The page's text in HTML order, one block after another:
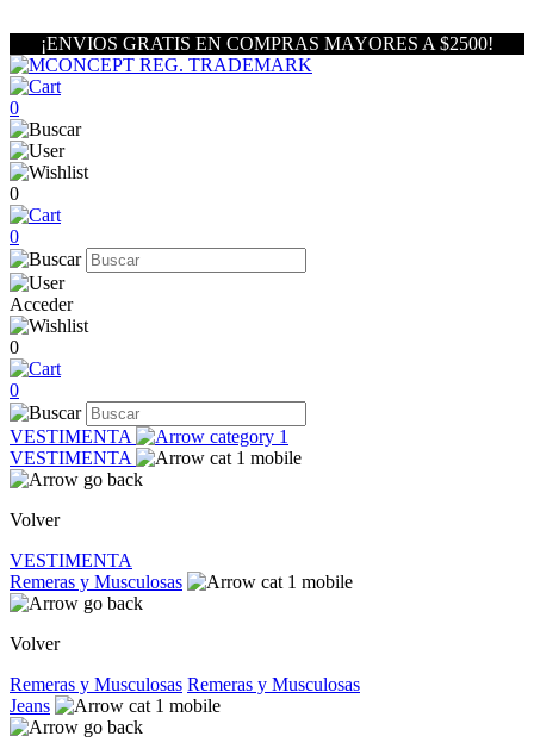
¡ENVIOS GRATIS EN COMPRAS MAYORES A $2500!
0
0
0
Acceder
0
0
VESTIMENTA
VESTIMENTA
Volver
VESTIMENTA
Remeras y Musculosas
Volver
Remeras y Musculosas Remeras y Musculosas
Jeans